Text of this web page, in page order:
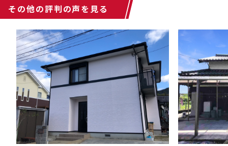
その他の評判の声を見る